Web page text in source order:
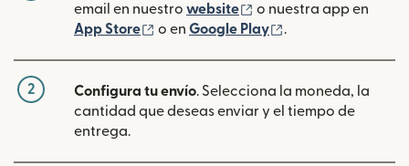
email en nuestro website (se abre en una
o nuestra app en
App Store
(se abre en una ventana nueva)
o en Google Play (se abre en una
.
2 Configura tu envío. Selecciona la moneda, la
cantidad que deseas enviar y el tiempo de
entrega.